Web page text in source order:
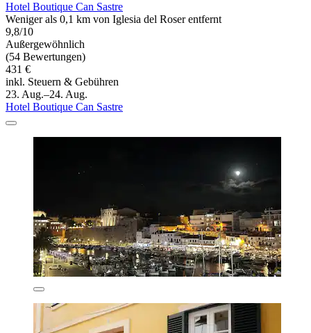
Hotel Boutique Can Sastre
Weniger als 0,1 km von Iglesia del Roser entfernt
9,8/10
Außergewöhnlich
(54 Bewertungen)
431 €
inkl. Steuern & Gebühren
23. Aug.–24. Aug.
Hotel Boutique Can Sastre